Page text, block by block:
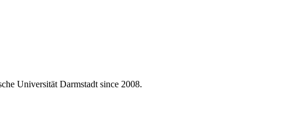
Universität Darmstadt since 2008.